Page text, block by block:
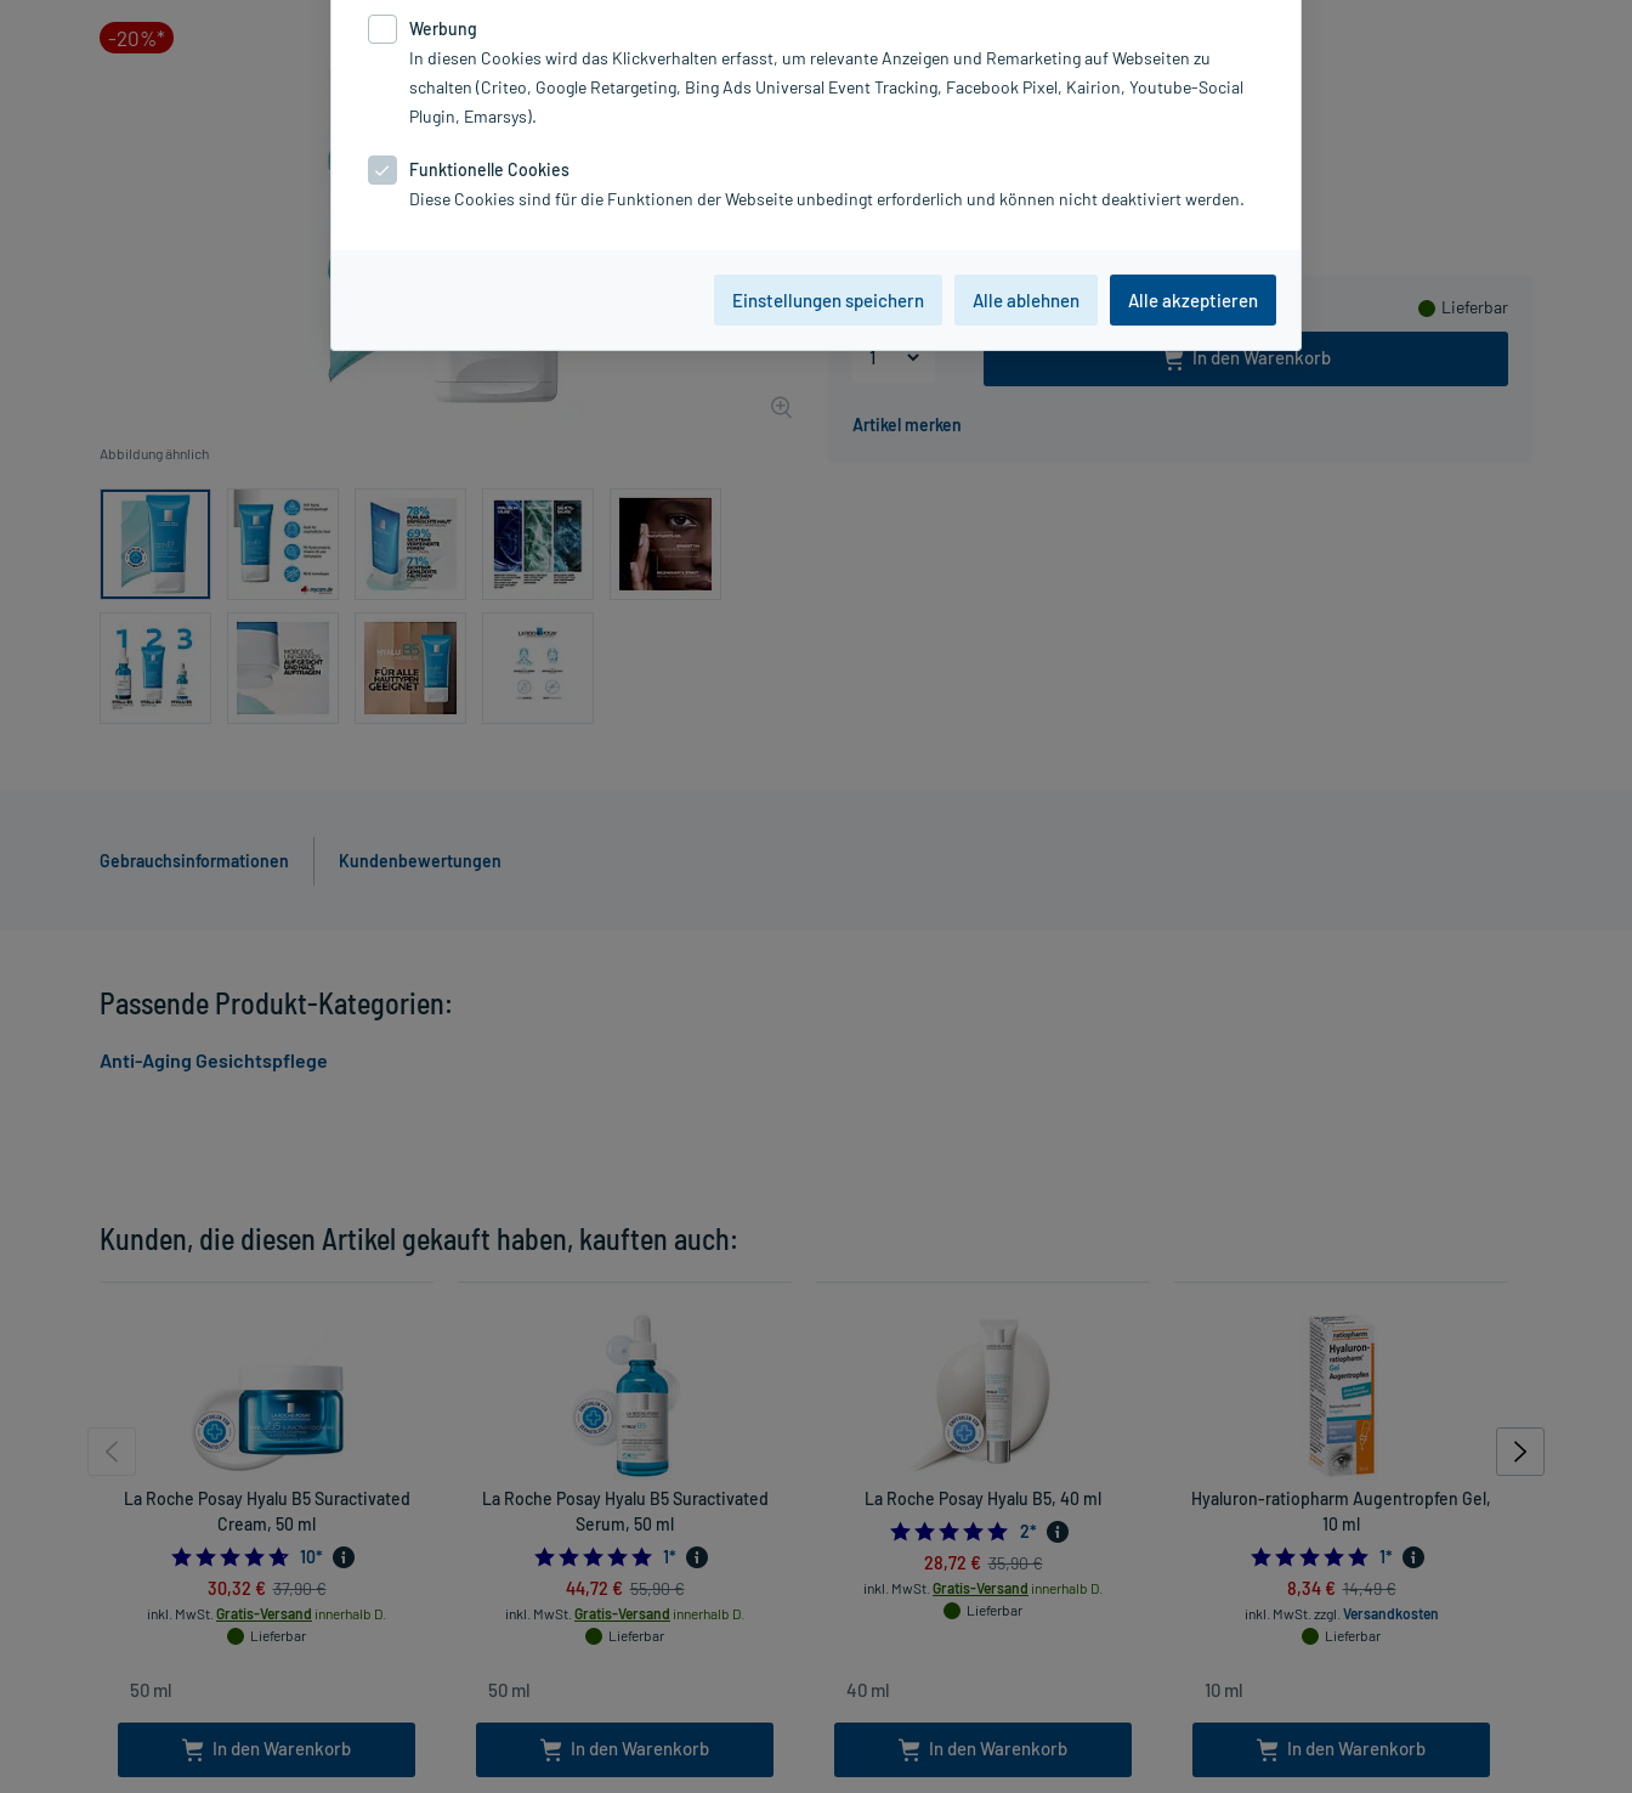
-20%*
Abbildung ähnlich
Lieferbar
In den Warenkorb
Inhalt:
40 ml
PZN:
19948575
Gebrauchsinformationen Kundenbewertungen
Kunden, die diesen Artikel gekauft haben, kauften auch:
La Roche Posay Hyalu B5 Suractivated
Cream, 50 ml
4.7
10*
30,32 € 37,90 €
inkl. MwSt. Gratis-Versand innerhalb D.
Lieferbar
In den Warenkorb
La Roche Posay Hyalu B5 Suractivated
Serum, 50 ml
5.0
1*
44,72 € 55,90 €
inkl. MwSt. Gratis-Versand innerhalb D.
Lieferbar
In den Warenkorb
La Roche Posay Hyalu B5, 40 ml
5.0
2*
28,72 € 35,90 €
inkl. MwSt. Gratis-Versand innerhalb D.
Lieferbar
In den Warenkorb
Hyaluron-ratiopharm Augentropfen Gel,
10 ml
5.0
1*
8,34 € 14,49 €
inkl. MwSt. zzgl. Versandkosten
Lieferbar
In den Warenkorb
Passende Produkt-Kategorien:
Anti-Aging Gesichtspflege
Werbung
In diesen Cookies wird das Klickverhalten erfasst, um relevante Anzeigen und Remarketing auf Webseiten zu
schalten (Criteo, Google Retargeting, Bing Ads Universal Event Tracking, Facebook Pixel, Kairion, Youtube-Social
Plugin, Emarsys).
Funktionelle Cookies
Diese Cookies sind für die Funktionen der Webseite unbedingt erforderlich und können nicht deaktiviert werden.
Einstellungen speichern Alle ablehnen Alle akzeptieren